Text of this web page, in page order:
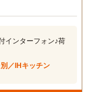
インターフォン♪荷
／IHキッチン